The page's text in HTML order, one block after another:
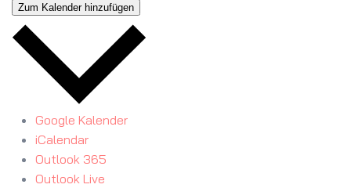
Zum Kalender hinzufügen
Google Kalender
iCalendar
Outlook 365
Outlook Live